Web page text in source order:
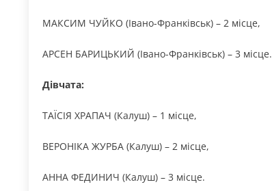
МАКСИМ ЧУЙКО (Івано-Франківськ) – 2 місце,
АРСЕН БАРИЦЬКИЙ (Івано-Франківськ) – 3 місце.
Дівчата:
ТАЇСІЯ ХРАПАЧ (Калуш) – 1 місце,
ВЕРОНІКА ЖУРБА (Калуш) – 2 місце,
АННА ФЕДИНИЧ (Калуш) – 3 місце.